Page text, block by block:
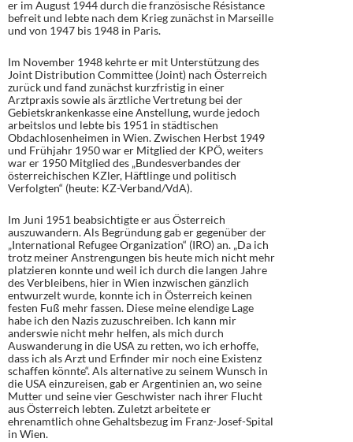
er im August 1944 durch die französische Résistance
befreit und lebte nach dem Krieg zunächst in Marseille
und von 1947 bis 1948 in Paris.
Im November 1948 kehrte er mit Unterstützung des
Joint Distribution Committee (Joint) nach Österreich
zurück und fand zunächst kurzfristig in einer
Arztpraxis sowie als ärztliche Vertretung bei der
Gebietskrankenkasse eine Anstellung, wurde jedoch
arbeitslos und lebte bis 1951 in städtischen
Obdachlosenheimen in Wien. Zwischen Herbst 1949
und Frühjahr 1950 war er Mitglied der KPÖ, weiters
war er 1950 Mitglied des „Bundesverbandes der
österreichischen KZler, Häftlinge und politisch
Verfolgten“ (heute: KZ-Verband/VdA).
Im Juni 1951 beabsichtigte er aus Österreich
auszuwandern. Als Begründung gab er gegenüber der
„International Refugee Organization“ (IRO) an. „Da ich
trotz meiner Anstrengungen bis heute mich nicht mehr
platzieren konnte und weil ich durch die langen Jahre
des Verbleibens, hier in Wien inzwischen gänzlich
entwurzelt wurde, konnte ich in Österreich keinen
festen Fuß mehr fassen. Diese meine elendige Lage
habe ich den Nazis zuzuschreiben. Ich kann mir
anderswie nicht mehr helfen, als mich durch
Auswanderung in die USA zu retten, wo ich erhoffe,
dass ich als Arzt und Erfinder mir noch eine Existenz
schaffen könnte“. Als alternative zu seinem Wunsch in
die USA einzureisen, gab er Argentinien an, wo seine
Mutter und seine vier Geschwister nach ihrer Flucht
aus Österreich lebten. Zuletzt arbeitete er
ehrenamtlich ohne Gehaltsbezug im Franz-Josef-Spital
in Wien.